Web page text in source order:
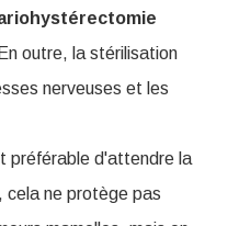
outre, la stérilisation
nerveuses et les
préférable d'attendre la
cela ne protège pas